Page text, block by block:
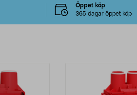
Öppet köp
365 dagar öppet köp